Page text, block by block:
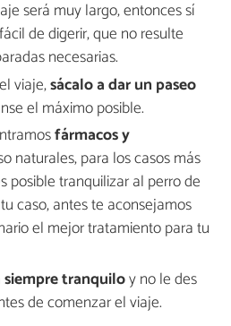
será muy largo, entonces sí
de digerir, que no resulte
necesarias.
viaje,sácalo a dar un paseo
el máximo posible.
fármacos y
naturales, para los casos más
posible tranquilizar al perro de
caso, antes te aconsejamos
el mejor tratamiento para tu
siempre tranquiloy no le des
de comenzar el viaje.